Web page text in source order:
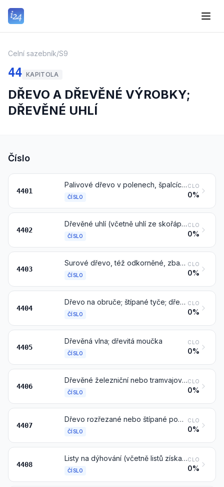
Celní sazebník/S9
44 KAPITOLA
DŘEVO A DŘEVĚNÉ VÝROBKY;
DŘEVĚNÉ UHLÍ
Číslo
4401
Palivové dřevo v polenech, špalcích, větvích, otepích nebo v podobných tvarech; dřevěné štěpky nebo třísky; piliny a dřevěné zbytky a dřevěný odpad, též aglomerované do polen, briket, pelet nebo podobných tvarů
ČÍSLO
CLO
0%
4402
Dřevěné uhlí (včetně uhlí ze skořápek nebo z ořechů), též aglomerované
ČÍSLO
CLO
0%
4403
Surové dřevo, též odkorněné, zbavené dřevní běli nebo nahrubo opracované
ČÍSLO
CLO
0%
4404
Dřevo na obruče; štípané tyče; dřevěné kůly, kolíky a výtyčky, zašpičatělé, ale podélně nerozřezané; dřevěné tyče nahrubo opracované, avšak nesoustružené, neohýbané ani jinak neopracované, vhodné pro výrobu vycházkových holí, deštníků, násad nástrojů a podobných výrobků; dřevěné loubky, destičky, pásky a podobné výrobky
ČÍSLO
CLO
0%
4405
Dřevěná vlna; dřevitá moučka
ČÍSLO
CLO
0%
4406
Dřevěné železniční nebo tramvajové pražce (příčné pražce)
ČÍSLO
CLO
0%
4407
Dřevo rozřezané nebo štípané podélně, krájené nebo loupané, též hoblované, broušené nebo na koncích spojované, o tloušťce převyšující 6 mm
ČÍSLO
CLO
0%
4408
Listy na dýhování (včetně listů získaných krájením vrstveného dřeva na plátky), na překližky nebo na podobné vrstvené dřevo a ostatní dřevo, rozřezané podélně, krájené nebo loupané, též hoblované, broušené nebo sesazované nebo na koncích spojované, o tloušťce nepřesahující 6 mm
ČÍSLO
CLO
0%